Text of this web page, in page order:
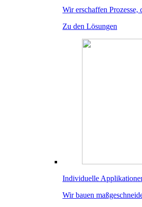
Wir erschaffen
Zu den Lösungen
Individuelle
Wir bauen